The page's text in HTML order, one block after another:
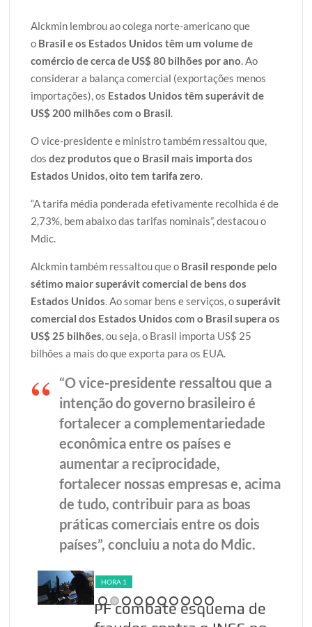
Alckmin lembrou ao colega norte-americano que
o Brasil e os Estados Unidos têm um volume de
comércio de cerca de US$ 80 bilhões por ano. Ao
considerar a balança comercial (exportações menos
importações), os Estados Unidos têm superávit de
US$ 200 milhões com o Brasil.
O vice-presidente e ministro também ressaltou que,
dosdez produtos que o Brasil mais importa dos
Estados Unidos, oito tem tarifa zero.
“A tarifa média ponderada efetivamente recolhida é de
2,73%, bem abaixo das tarifas nominais”, destacou o
Mdic.
Alckmin também ressaltou que o Brasil responde pelo
sétimo maior superávit comercial de bens dos
Estados Unidos. Ao somar bens e serviços, osuperávit
comercial dos Estados Unidos com o Brasil supera os
US$ 25 bilhões, ou seja, o Brasil importa US$ 25
bilhões a mais do que exporta para os EUA.
“O vice-presidente ressaltou que a
intenção do governo brasileiro é
fortalecer a complementariedade
econômica entre os países e
aumentar a reciprocidade,
fortalecer nossas empresas e, acima
de tudo, contribuir para as boas
práticas comerciais entre os dois
países”, concluiu a nota do Mdic.
HORA 1
PF combate esquema de